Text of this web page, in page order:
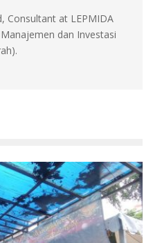
Consultant at LEPMIDA
dan Investasi